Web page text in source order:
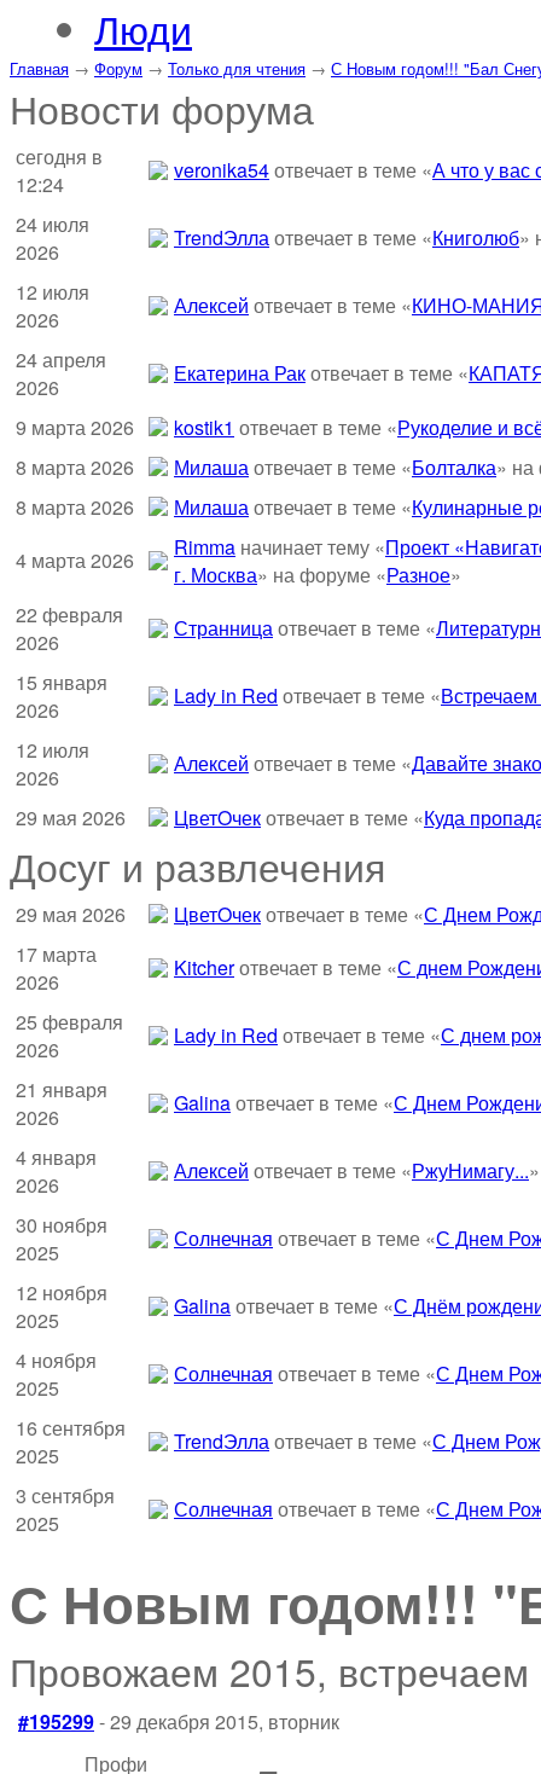
Люди
Главная → Форум → Только для чтения → С Новым годом!!! "Бал
Новости форума
сегодня в
12:24
veronika54отвечает в теме «А что у вас
24 июля
2026
TrendЭллаотвечает в теме «Книголюб»
12 июля
2026
Алексей отвечает в теме «КИНО-
24 апреля
2026
Екатерина Ракотвечает в теме «
9 марта 2026
kostik1 отвечает в теме «Рукоделие и
8 марта 2026
Милашаотвечает в теме «Болталка»
8 марта 2026
Милашаотвечает в теме «Кулинарные
4 марта 2026
Rimma начинает тему «Проект
г. Москва» на форуме «Разное»
22 февраля
2026
Странницаотвечает в теме «
15 января
2026
Lady in Red отвечает в теме «
12 июля
2026
Алексей отвечает в теме «Давайте
29 мая 2026
ЦветOчекотвечает в теме «Куда
Досуг и развлечения
29 мая 2026 ЦветOчекотвечает в теме «С Днем
17 марта
2026
Kitcherотвечает в теме «С днем
25 февраля
2026
Lady in Red отвечает в теме «С днем
21 января
2026
Galinaотвечает в теме «С Днем
4 января
2026
Алексей отвечает в теме «РжуНимагу...
30 ноября
2025
Солнечная отвечает в теме «С Днем
12 ноября
2025
Galinaотвечает в теме «С Днём
4 ноября
2025
Солнечная отвечает в теме «С Днем
16 сентября
2025
TrendЭллаотвечает в теме «С Днем
3 сентября
2025
Солнечная отвечает в теме «С Днем
С Новым годом!!!
Провожаем 2015,
#195299- 29 декабря 2015, вторник
Профи